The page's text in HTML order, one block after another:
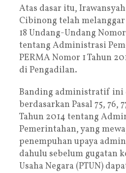
Atas dasar itu,
Cibinong telah melanggar
18 Undang-Undang
tentang Administrasi
PERMA Nomor 1 Tahun
di Pengadilan.
Banding administratif ini
berdasarkan Pasal 75, 76,
Tahun 2014 tentang
Pemerintahan, yang
penempuhan upaya
dahulu sebelum gugatan
Usaha Negara (PTUN)